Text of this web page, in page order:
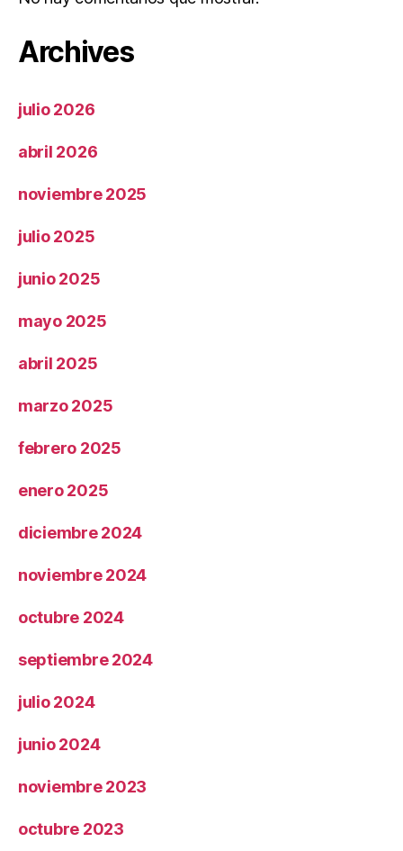
Archives
julio 2026
abril 2026
noviembre 2025
julio 2025
junio 2025
mayo 2025
abril 2025
marzo 2025
febrero 2025
enero 2025
diciembre 2024
noviembre 2024
octubre 2024
septiembre 2024
julio 2024
junio 2024
noviembre 2023
octubre 2023